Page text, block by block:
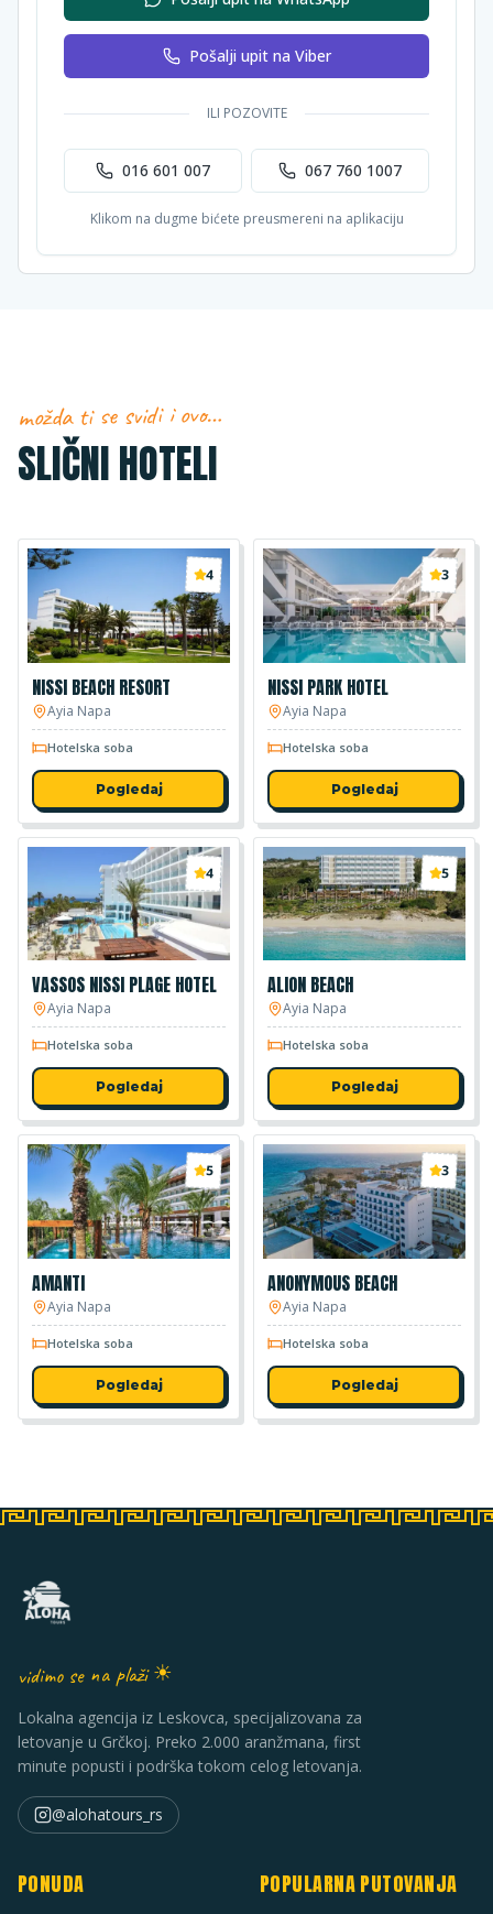
Pošalji upit na Viber
ILI POZOVITE
016 601 007 067 760 1007
Klikom na dugme bićete preusmereni na aplikaciju
možda ti se svidi i ovo…
SLIČNI HOTELI
4
NISSI BEACH RESORT
Ayia Napa
Hotelska soba
Pogledaj
3
NISSI PARK HOTEL
Ayia Napa
Hotelska soba
Pogledaj
4
VASSOS NISSI PLAGE HOTEL
Ayia Napa
Hotelska soba
Pogledaj
5
ALION BEACH
Ayia Napa
Hotelska soba
Pogledaj
5
AMANTI
Ayia Napa
Hotelska soba
Pogledaj
3
ANONYMOUS BEACH
Ayia Napa
Hotelska soba
Pogledaj
vidimo se na plaži ☀
Lokalna agencija iz Leskovca, specijalizovana za
letovanje u Grčkoj. Preko 2.000 aranžmana, first
minute popusti i podrška tokom celog letovanja.
@alohatours_rs
PONUDA POPULARNA PUTOVANJA